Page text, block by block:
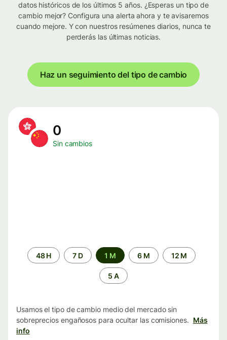
datos históricos de los últimos 5 años. ¿Esperas un tipo de
cambio mejor? Configura una alerta ahora y te avisaremos
cuando mejore. Y con nuestros resúmenes diarios, nunca te
perderás las últimas noticias.
Haz un seguimiento del tipo de cambio
0
Sin cambios
Periodo48 H 7 D 1 M 6 M 12 M
5 A
Usamos el tipo de cambio medio del mercado sin
sobreprecios engañosos para ocultar las comisiones. Más
info